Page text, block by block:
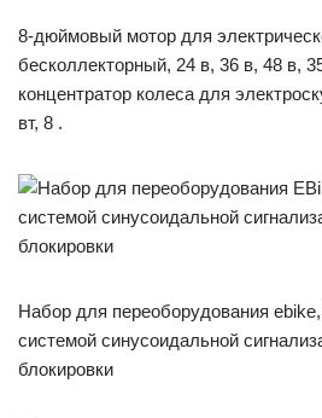
8-дюймовый мотор для
бесколлекторный, 24 в, 36 в, 48 в,
концентратор колеса для
вт, 8 .
Набор для переоборудования
системой синусоидальной
блокировки